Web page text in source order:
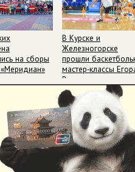
в Курской
на сборы
В Курске и
Железногорске
прошли
мастер‑классы
Вяльцева